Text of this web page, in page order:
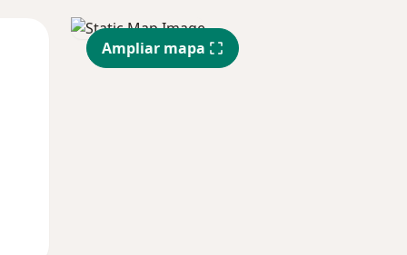
Jue
13 Ago
Vie
14 Ago
Ampliar mapa